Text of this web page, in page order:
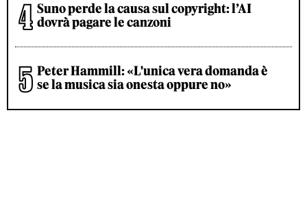
Suno perde la causa sul copyright: l’AI
dovrà pagare le canzoni
Peter Hammill: «L'unica vera domanda è
se la musica sia onesta oppure no»